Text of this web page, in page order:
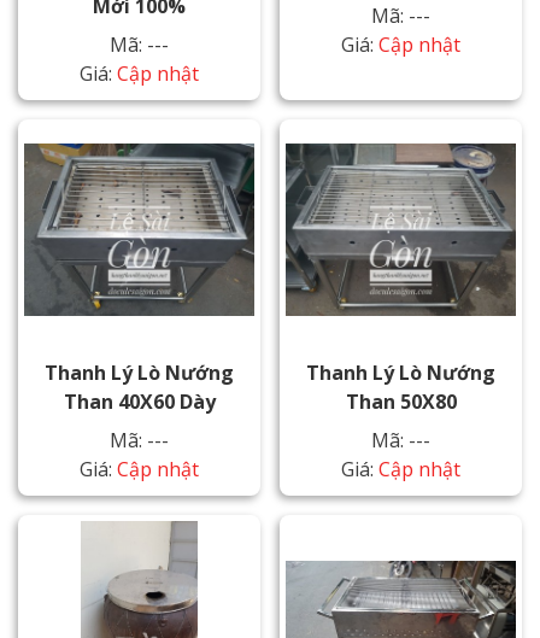
Mới 100%
Mã: ---
Giá: Cập nhật
Mã: ---
Giá: Cập nhật
Thanh Lý Lò Nướng
Than 40X60 Dày
Mã: ---
Giá: Cập nhật
Thanh Lý Lò Nướng
Than 50X80
Mã: ---
Giá: Cập nhật